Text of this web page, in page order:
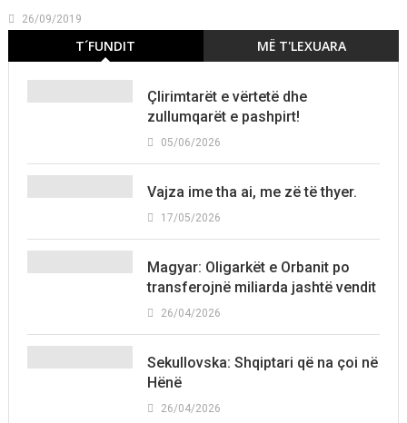
26/09/2019
T´FUNDIT MË T'LEXUARA
Çlirimtarët e vërtetë dhe
zullumqarët e pashpirt!
05/06/2026
Vajza ime tha ai, me zë të thyer.
17/05/2026
Magyar: Oligarkët e Orbanit po
transferojnë miliarda jashtë vendit
26/04/2026
Sekullovska: Shqiptari që na çoi në
Hënë
26/04/2026